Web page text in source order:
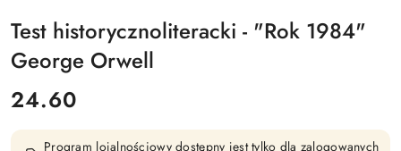
Test historycznoliteracki - "Rok 1984"
George Orwell
cena:
24.60
Program lojalnościowy dostępny jest tylko dla zalogowanych